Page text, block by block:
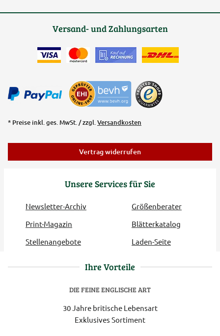
Unsere Services für Sie
Newsletter-Archiv
Größenberater
Print-Magazin
Blätterkatalog
Stellenangebote
Laden-Seite
Versand- und Zahlungsarten
* Preise inkl. ges. MwSt. / zzgl.Versandkosten
Vertrag widerrufen
Ihre Vorteile
DIE FEINE ENGLISCHE ART
30 Jahre britische Lebensart
Exklusives Sortiment